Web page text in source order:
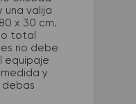
una valija
x 30 cm.
total
no debe
equipaje
y
debas